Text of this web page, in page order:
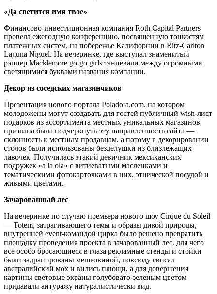
«Да светится имя твое»
Финансово-инвестиционная компания Roth Capital Partners
провела ежегодную конференцию, посвященную тонкостям
платежных систем, на побережье Калифорнии в Ritz-Carlton
Laguna Niguel. На вечеринке, где выступал знаменитый
рэппер Macklemore go-go girls танцевали между огромными
светящимися буквами названия компании.
Декор из соседских магазинчиков
Презентация нового портала Poladora.com, на котором
молодожены могут создавать для гостей публичный wish-лист
подарков из ассортимента местных уникальных магазинов,
призвана была подчеркнуть эту направленность сайта —
склонность к местным продавцам, а потому в декорировании
столов были использованы безделушки из близлежащих
лавочек. Получилась этакий девичник мексиканских
подружек «a la ola» с витиеватыми масленками и
тематическими фотокарточками в них, этнической посудой и
живыми цветами.
Зачарованный лес
На вечеринке по случаю премьера нового шоу Cirque du Soleil
— Totem, затрагивающего темы и образы дикой природы,
внутренней event-командой цирка было решено превратить
площадку проведения проекта в зачарованный лес, для чего
все особо бросающиеся в глаза рекламные стенды и стойки
были задрапированы мешковиной, повсюду свисал
австралийский мох и вились плющи, а для довершения
картины световые экраны голубовато-зеленым цветом
придавали антуражу натуралистически вид.